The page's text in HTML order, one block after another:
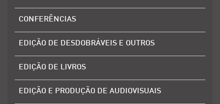
CONFERÊNCIAS
EDIÇÃO DE DESDOBRÁVEIS E OUTROS
EDIÇÃO DE LIVROS
EDIÇÃO E PRODUÇÃO DE AUDIOVISUAIS